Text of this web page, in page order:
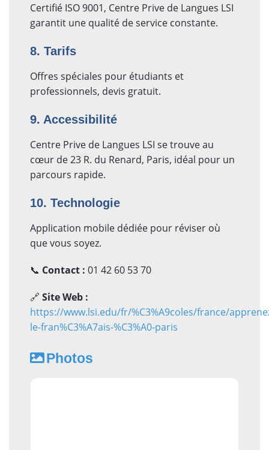
Certifié ISO 9001, Centre Prive de Langues LSI
garantit une qualité de service constante.
8. Tarifs
Offres spéciales pour étudiants et
professionnels, devis gratuit.
9. Accessibilité
Centre Prive de Langues LSI se trouve au
cœur de 23 R. du Renard, Paris, idéal pour un
parcours rapide.
10. Technologie
Application mobile dédiée pour réviser où
que vous soyez.
📞 Contact : 01 42 60 53 70
🔗 Site Web :
https://www.lsi.edu/fr/%C3%A9coles/france/
le-fran%C3%A7ais-%C3%A0-paris
Photos